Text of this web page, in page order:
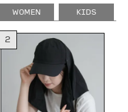
WOMEN KIDS